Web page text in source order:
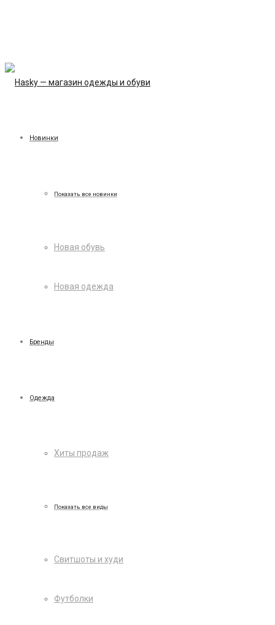
Новинки
Показать все новинки
Новая обувь
Новая одежда
Бренды
Одежда
Хиты продаж
Показать все виды
Свитшоты и худи
Футболки